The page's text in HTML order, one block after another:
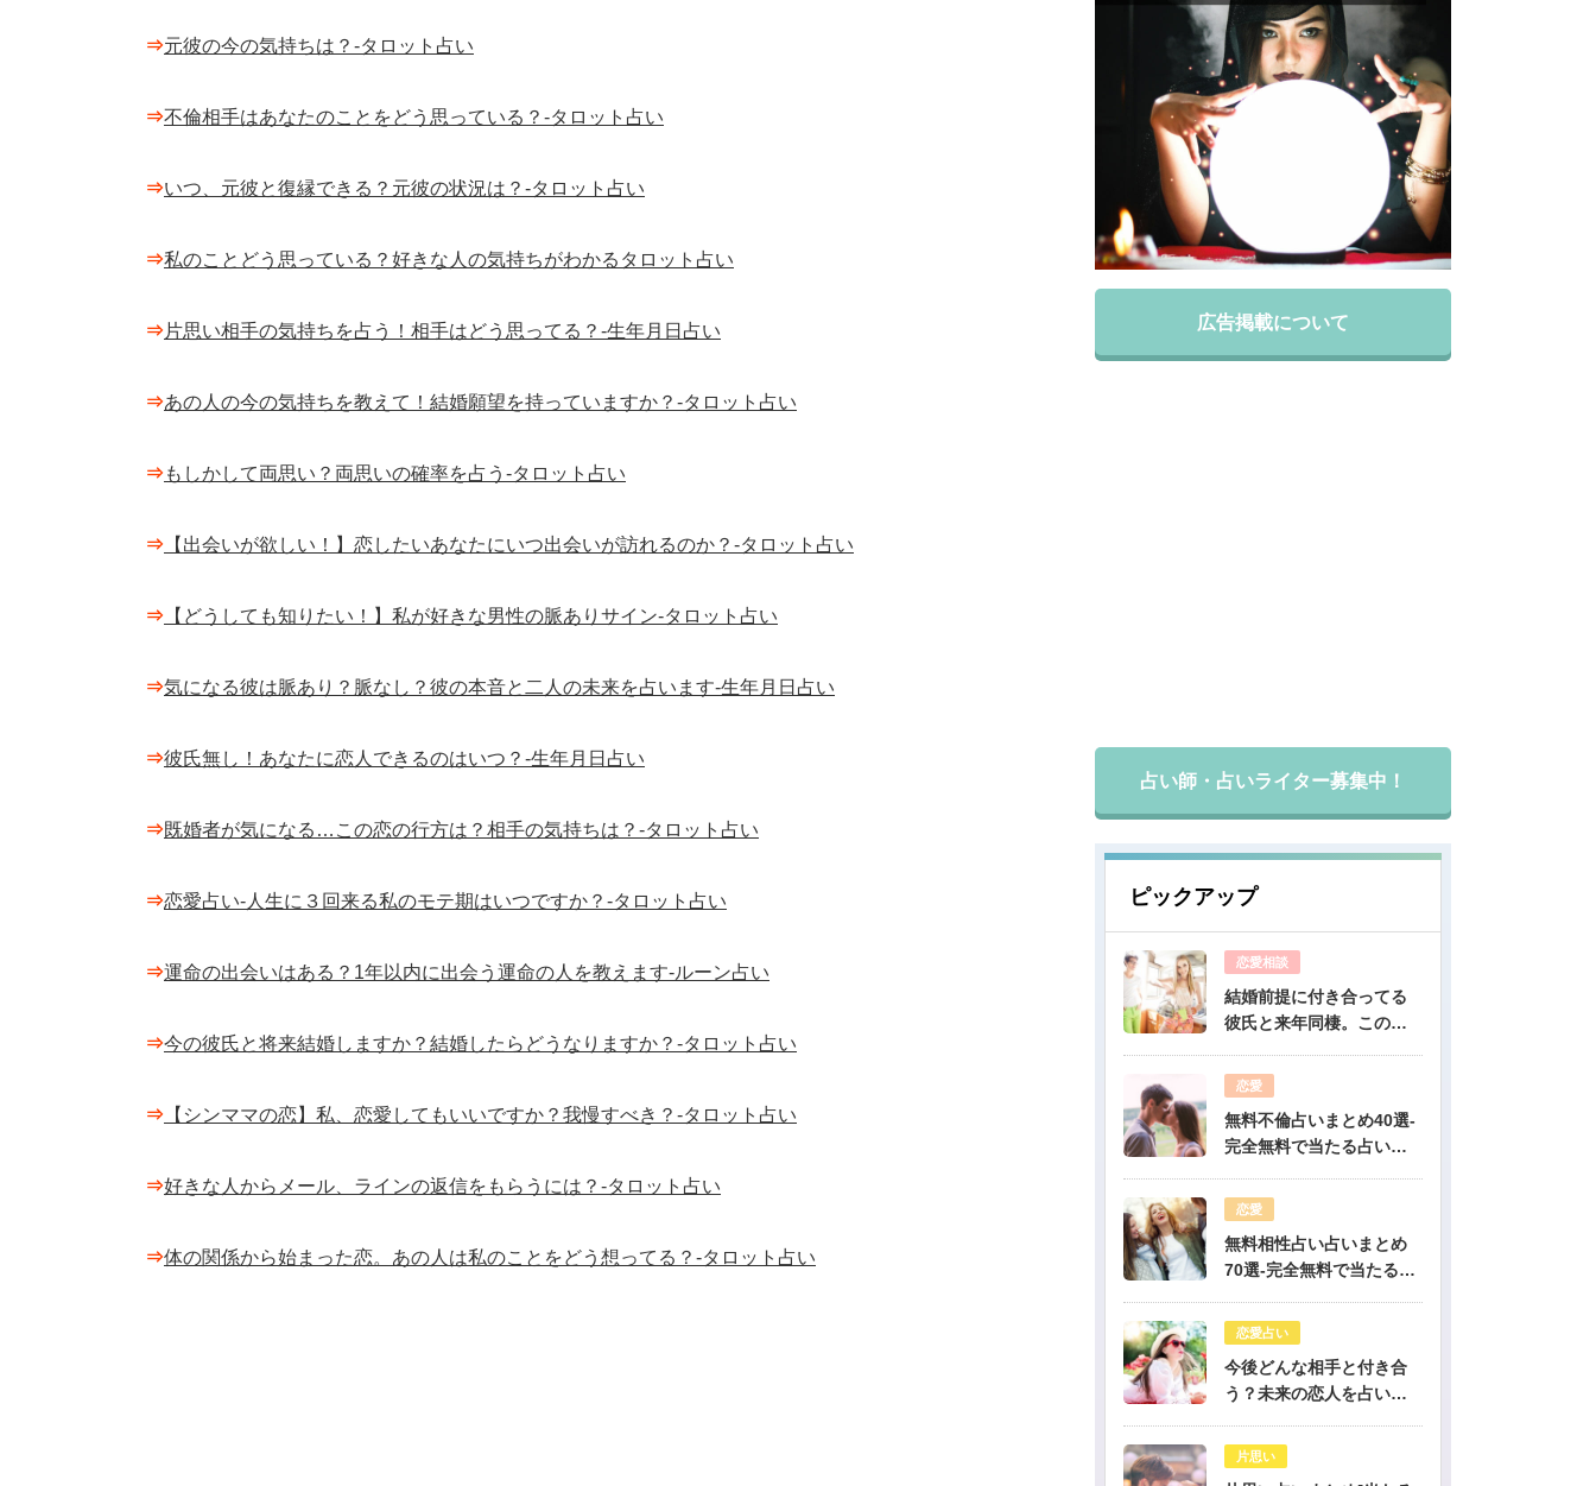
⇒元彼の今の気持ちは？-タロット占い
⇒不倫相手はあなたのことをどう思っている？-タロット占い
⇒いつ、元彼と復縁できる？元彼の状況は？-タロット占い
⇒私のことどう思っている？好きな人の気持ちがわかるタロット占い
⇒片思い相手の気持ちを占う！相手はどう思ってる？-生年月日占い
⇒あの人の今の気持ちを教えて！結婚願望を持っていますか？-タロット占い
⇒もしかして両思い？両思いの確率を占う-タロット占い
⇒ 【出会いが欲しい！】恋したいあなたにいつ出会いが訪れるのか？-タロット占い
⇒ 【どうしても知りたい！】私が好きな男性の脈ありサイン-タロット占い
⇒気になる彼は脈あり？脈なし？彼の本音と二人の未来を占います-生年月日占い
⇒彼氏無し！あなたに恋人できるのはいつ？-生年月日占い
⇒既婚者が気になる…この恋の行方は？相手の気持ちは？-タロット占い
⇒恋愛占い-人生に３回来る私のモテ期はいつですか？-タロット占い
⇒運命の出会いはある？1年以内に出会う運命の人を教えます-ルーン占い
⇒今の彼氏と将来結婚しますか？結婚したらどうなりますか？-タロット占い
⇒ 【シンママの恋】私、恋愛してもいいですか？我慢すべき？-タロット占い
⇒好きな人からメール、ラインの返信をもらうには？-タロット占い
⇒体の関係から始まった恋。あの人は私のことをどう想ってる？-タロット占い
広告掲載について
占い師・占いライター募集中！
ピックアップ
恋愛相談
結婚前提に付き合ってる
彼氏と来年同棲。このま
鑑定-無料占い
恋愛
無料不倫占いまとめ40選-
完全無料で当たる占いだ
恋愛
無料相性占い占いまとめ
70選-完全無料で当たる占
恋愛占い
今後どんな相手と付き合
う？未来の恋人を占いま
片思い